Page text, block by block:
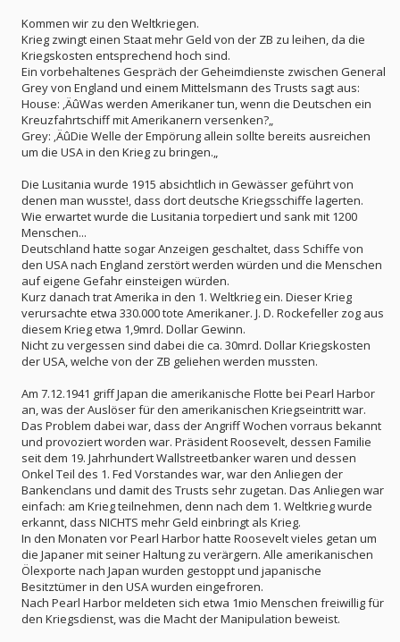
Kommen wir zu den Weltkriegen.
Krieg zwingt einen Staat mehr Geld von der ZB zu leihen, da die
Kriegskosten entsprechend hoch sind.
Ein vorbehaltenes Gespräch der Geheimdienste zwischen General
Grey von England und einem Mittelsmann des Trusts sagt aus:
House: ‚ÄûWas werden Amerikaner tun, wenn die Deutschen ein
Kreuzfahrtschiff mit Amerikanern versenken?„
Grey: ‚ÄûDie Welle der Empörung allein sollte bereits ausreichen
um die USA in den Krieg zu bringen.„
Die Lusitania wurde 1915 absichtlich in Gewässer geführt von
denen man wusste!, dass dort deutsche Kriegsschiffe lagerten.
Wie erwartet wurde die Lusitania torpediert und sank mit 1200
Menschen...
Deutschland hatte sogar Anzeigen geschaltet, dass Schiffe von
den USA nach England zerstört werden würden und die Menschen
auf eigene Gefahr einsteigen würden.
Kurz danach trat Amerika in den 1. Weltkrieg ein. Dieser Krieg
verursachte etwa 330.000 tote Amerikaner. J. D. Rockefeller zog aus
diesem Krieg etwa 1,9mrd. Dollar Gewinn.
Nicht zu vergessen sind dabei die ca. 30mrd. Dollar Kriegskosten
der USA, welche von der ZB geliehen werden mussten.
Am 7.12.1941 griff Japan die amerikanische Flotte bei Pearl Harbor
an, was der Auslöser für den amerikanischen Kriegseintritt war.
Das Problem dabei war, dass der Angriff Wochen vorraus bekannt
und provoziert worden war. Präsident Roosevelt, dessen Familie
seit dem 19. Jahrhundert Wallstreetbanker waren und dessen
Onkel Teil des 1. Fed Vorstandes war, war den Anliegen der
Bankenclans und damit des Trusts sehr zugetan. Das Anliegen war
einfach: am Krieg teilnehmen, denn nach dem 1. Weltkrieg wurde
erkannt, dass NICHTS mehr Geld einbringt als Krieg.
In den Monaten vor Pearl Harbor hatte Roosevelt vieles getan um
die Japaner mit seiner Haltung zu verärgern. Alle amerikanischen
Ölexporte nach Japan wurden gestoppt und japanische
Besitztümer in den USA wurden eingefroren.
Nach Pearl Harbor meldeten sich etwa 1mio Menschen freiwillig für
den Kriegsdienst, was die Macht der Manipulation beweist.